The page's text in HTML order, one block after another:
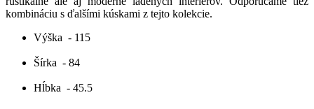
kombináciu s ďalšími kúskami z tejto kolekcie.
Výška - 115
Šírka - 84
Hĺbka - 45.5